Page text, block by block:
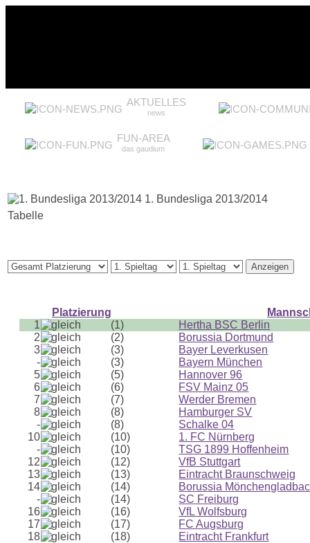
AKTUELLES
news
FUN-AREA
das gaudium
1. Bundesliga 2013/2014
Tabelle
Platzierung
1
(1)
Hertha BSC Berlin
2
(2)
Borussia Dortmund
3
(3)
Bayer Leverkusen
-
(3)
Bayern München
5
(5)
Hannover 96
6
(6)
FSV Mainz 05
7
(7)
Werder Bremen
8
(8)
Hamburger SV
-
(8)
Schalke 04
10
(10)
1. FC Nürnberg
-
(10)
TSG 1899 Hoffenheim
12
(12)
VfB Stuttgart
13
(13)
Eintracht Braunschweig
14
(14)
Borussia
-
(14)
SC Freiburg
16
(16)
VfL Wolfsburg
17
(17)
FC Augsburg
18
(18) Eintracht Frankfurt